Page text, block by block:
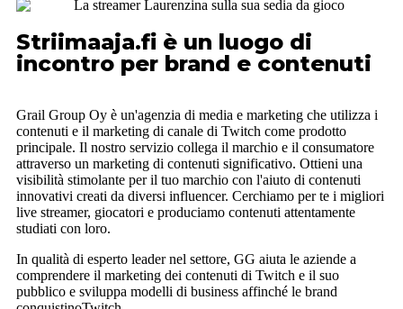
Striimaaja.fi è un luogo di
incontro per brand e contenuti
Grail Group Oy è un'agenzia di media e marketing che utilizza i
contenuti e il marketing di canale di Twitch come prodotto
principale. Il nostro servizio collega il marchio e il consumatore
attraverso un marketing di contenuti significativo. Ottieni una
visibilità stimolante per il tuo marchio con l'aiuto di contenuti
innovativi creati da diversi influencer. Cerchiamo per te i migliori
live streamer, giocatori e produciamo contenuti attentamente
studiati con loro.
In qualità di esperto leader nel settore, GG aiuta le aziende a
comprendere il marketing dei contenuti di Twitch e il suo
pubblico e sviluppa modelli di business affinché le brand